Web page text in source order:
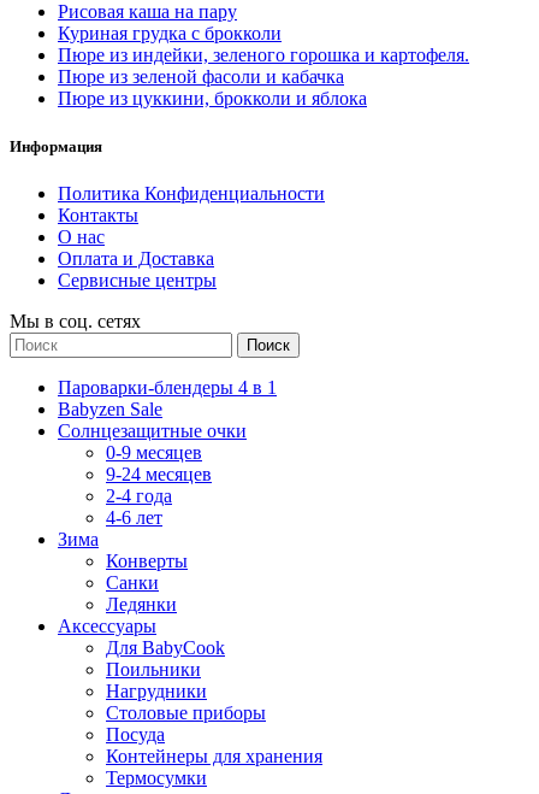
Рисовая каша на пару
Куриная грудка с брокколи
Пюре из индейки, зеленого горошка и картофеля.
Пюре из зеленой фасоли и кабачка
Пюре из цуккини, брокколи и яблока
Информация
Политика Конфиденциальности
Контакты
О нас
Оплата и Доставка
Сервисные центры
Мы в соц. сетях
Поиск
Пароварки-блендеры 4 в 1
Babyzen Sale
Солнцезащитные очки
0-9 месяцев
9-24 месяцев
2-4 года
4-6 лет
Зима
Конверты
Санки
Ледянки
Аксессуары
Для BabyCook
Поильники
Нагрудники
Столовые приборы
Посуда
Контейнеры для хранения
Термосумки